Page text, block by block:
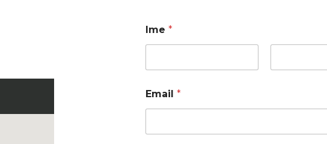
Ime *
Email *